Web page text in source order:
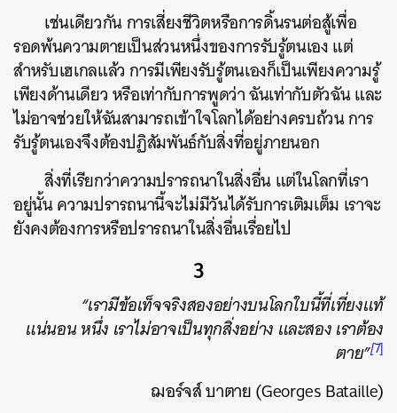
เช่นเดียวกัน การเสี่ยงชีวิตหรือการดิ้นรนต่อสู้เพื่อ
รอดพ้นความตายเป็นส่วนหนึ่งของการรับรู้ตนเอง แต่
สำหรับเฮเกลแล้ว การมีเพียงรับรู้ตนเองก็เป็นเพียงความรู้
เพียงด้านเดียว หรือเท่ากับการพูดว่า ฉันเท่ากับตัวฉัน และ
ไม่อาจช่วยให้ฉันสามารถเข้าใจโลกได้อย่างครบถ้วน การ
รับรู้ตนเองจึงต้องปฏิสัมพันธ์กับสิ่งที่อยู่ภายนอก
สิ่งที่เรียกว่าความปรารถนาในสิ่งอื่น แต่ในโลกที่เรา
อยู่นั้น ความปรารถนานี้จะไม่มีวันได้รับการเติมเต็ม เราจะ
ยังคงต้องการหรือปรารถนาในสิ่งอื่นเรื่อยไป
3
“เรามีข้อเท็จจริงสองอย่างบนโลกใบนี้ที่เที่ยงแท้
แน่นอน หนึ่ง เราไม่อาจเป็นทุกสิ่งอย่าง และสอง เราต้อง
ตาย”[7]
ฌอร์จส์ บาตาย(Georges Bataille)